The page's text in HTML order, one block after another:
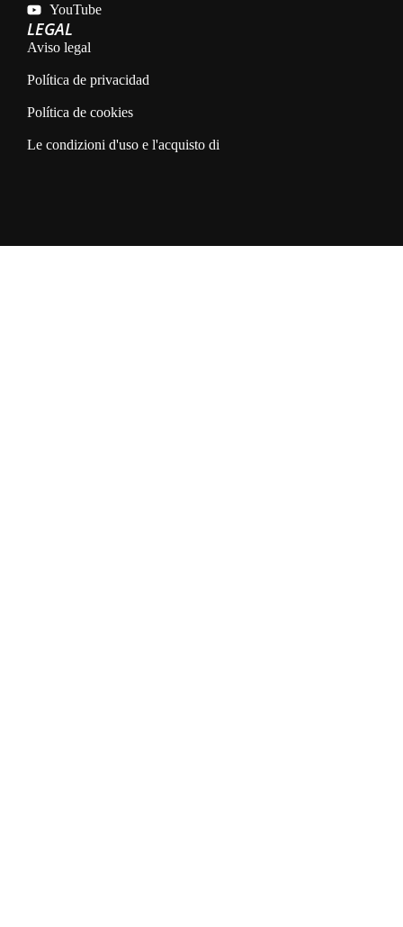
LEGAL
Aviso legal
Política de privacidad
Política de cookies
Le condizioni d'uso e l'acquisto di
YouTube